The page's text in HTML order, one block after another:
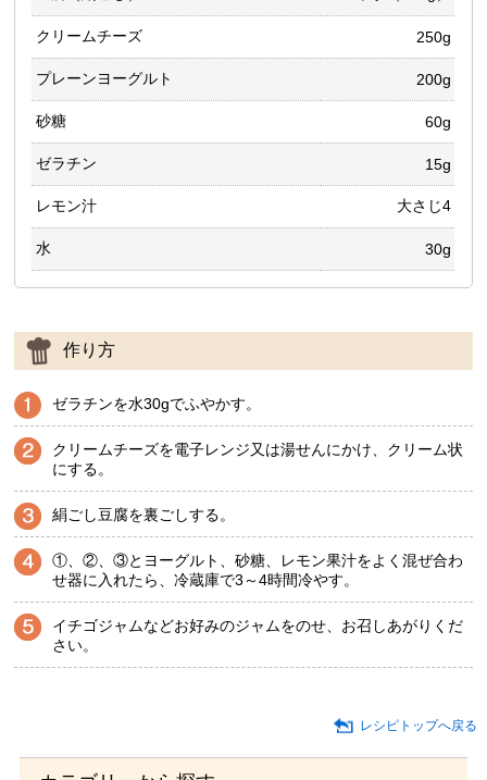
クリームチーズ 250g
プレーンヨーグルト 200g
砂糖 60g
ゼラチン 15g
レモン汁 大さじ4
水 30g
作り方
ゼラチンを水30gでふやかす。
クリームチーズを電子レンジ又は湯せんにかけ、クリーム状
にする。
絹ごし豆腐を裏ごしする。
①、②、③とヨーグルト、砂糖、レモン果汁をよく混ぜ合わ
せ器に入れたら、冷蔵庫で3～4時間冷やす。
イチゴジャムなどお好みのジャムをのせ、お召しあがりくだ
さい。
レシピトップへ戻る